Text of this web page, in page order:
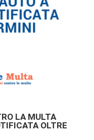
LA MULTA
OLTRE